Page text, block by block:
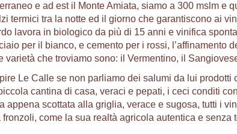
e ad est il Monte Amiata, siamo a 300 mslm e
termici tra la notte ed il giorno che garantiscono ai
lavora in biologico da più di 15 anni e vinifica
per il bianco, e cemento per i rossi, l’affinamento
varietà che troviamo sono: il Vermentino, il
Le Calle se non parliamo dei salumi da lui prodotti
cantina di casa, veraci e pepati, i ceci conditi
appena scottata alla griglia, verace e sugosa, tutti i
come la sua realtà agricola autentica e senza